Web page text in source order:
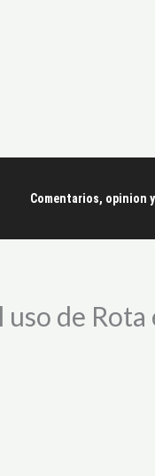
Comentarios, opinion
uso de